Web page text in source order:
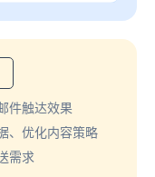
件触达效果
、优化内容策略
需求